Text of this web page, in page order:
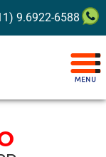
9.6922-6588